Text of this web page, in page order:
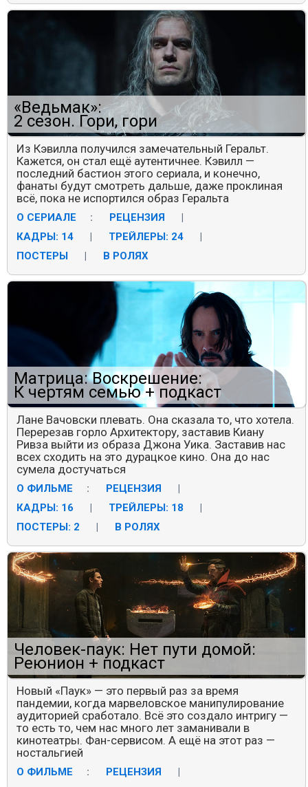
«Ведьмак»:
2 сезон. Гори, гори
Из Кэвилла получился замечательный Геральт.
Кажется, он стал ещё аутентичнее. Кэвилл —
последний бастион этого сериала, и конечно,
фанаты будут смотреть дальше, даже проклиная
всё, пока не испортился образ Геральта
О СЕРИАЛЕ : РЕЦЕНЗИЯ
КАДРЫ: 14
ТРЕЙЛЕРЫ: 24
ПОСТЕРЫ
В РОЛЯХ
Матрица: Воскрешение:
К чертям семью + подкаст
Лане Вачовски плевать. Она сказала то, что хотела.
Перерезав горло Архитектору, заставив Киану
Ривза выйти из образа Джона Уика. Заставив нас
всех сходить на это дурацкое кино. Она до нас
сумела достучаться
О ФИЛЬМЕ : РЕЦЕНЗИЯ
КАДРЫ: 16
ТРЕЙЛЕРЫ: 18
ПОСТЕРЫ: 2
В РОЛЯХ
Человек-паук: Нет пути домой:
Реюнион + подкаст
Новый «Паук» — это первый раз за время
пандемии, когда марвеловское манипулирование
аудиторией сработало. Всё это создало интригу —
то есть то, чем нас много лет заманивали в
кинотеатры. Фан-сервисом. А ещё на этот раз —
ностальгией
О ФИЛЬМЕ : РЕЦЕНЗИЯ